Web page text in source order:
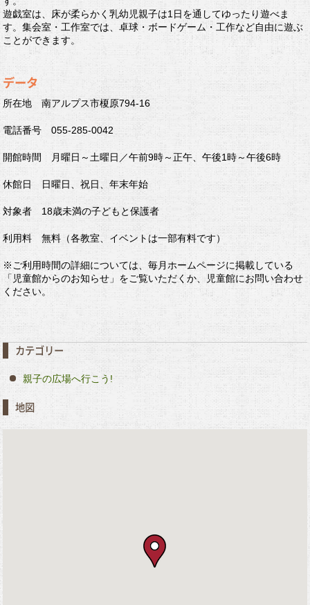
遊戯室は、床が柔らかく乳幼児親子は1日を通してゆったり遊べま
す。集会室・工作室では、卓球・ボードゲーム・工作など自由に遊ぶ
ことができます。
データ
所在地 南アルプス市榎原794-16
電話番号 055-285-0042
開館時間 月曜日～土曜日／午前9時～正午、午後1時～午後6時
休館日 日曜日、祝日、年末年始
対象者 18歳未満の子どもと保護者
利用料 無料（各教室、イベントは一部有料です）
※ご利用時間の詳細については、毎月ホームページに掲載している
「児童館からのお知らせ」をご覧いただくか、児童館にお問い合わせ
ください。
カテゴリー
親子の広場へ行こう!
地図